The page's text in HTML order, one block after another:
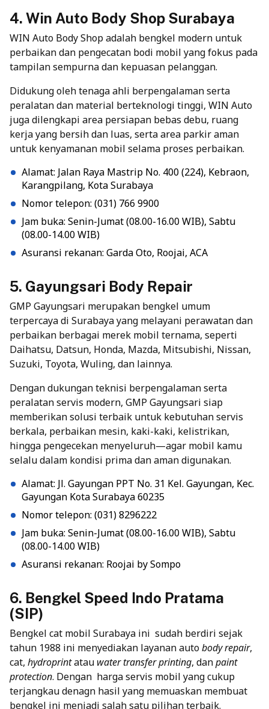
4. Win Auto Body Shop Surabaya
WIN Auto Body Shop adalah bengkel modern untuk
perbaikan dan pengecatan bodi mobil yang fokus pada
tampilan sempurna dan kepuasan pelanggan.
Didukung oleh tenaga ahli berpengalaman serta
peralatan dan material berteknologi tinggi, WIN Auto
juga dilengkapi area persiapan bebas debu, ruang
kerja yang bersih dan luas, serta area parkir aman
untuk kenyamanan mobil selama proses perbaikan.
Alamat: Jalan Raya Mastrip No. 400 (224), Kebraon,
Karangpilang, Kota Surabaya
Nomor telepon: (031) 766 9900
Jam buka: Senin-Jumat (08.00-16.00 WIB), Sabtu
(08.00-14.00 WIB)
Asuransi rekanan: Garda Oto, Roojai, ACA
5. Gayungsari Body Repair
GMP Gayungsari merupakan bengkel umum
terpercaya di Surabaya yang melayani perawatan dan
perbaikan berbagai merek mobil ternama, seperti
Daihatsu, Datsun, Honda, Mazda, Mitsubishi, Nissan,
Suzuki, Toyota, Wuling, dan lainnya.
Dengan dukungan teknisi berpengalaman serta
peralatan servis modern, GMP Gayungsari siap
memberikan solusi terbaik untuk kebutuhan servis
berkala, perbaikan mesin, kaki-kaki, kelistrikan,
hingga pengecekan menyeluruh—agar mobil kamu
selalu dalam kondisi prima dan aman digunakan.
Alamat: Jl. Gayungan PPT No. 31 Kel. Gayungan, Kec.
Gayungan Kota Surabaya 60235
Nomor telepon: (031) 8296222
Jam buka: Senin-Jumat (08.00-16.00 WIB), Sabtu
(08.00-14.00 WIB)
Asuransi rekanan: Roojai by Sompo
6. Bengkel Speed Indo Pratama
(SIP)
Bengkel cat mobil Surabaya ini sudah berdiri sejak
tahun 1988 ini menyediakan layanan autobody repair,
cat, hydroprintatau water transfer printing, danpaint
protection. Dengan harga servis mobil yang cukup
terjangkau denagn hasil yang memuaskan membuat
bengkel ini menjadi salah satu pilihanterbaik.